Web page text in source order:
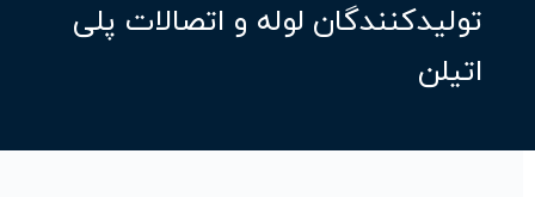
تولیدکنندگان لوله و اتصالات پلی
اتیلن